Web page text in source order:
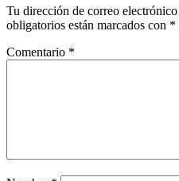
Tu dirección de correo
obligatorios están marcados con *
Comentario *